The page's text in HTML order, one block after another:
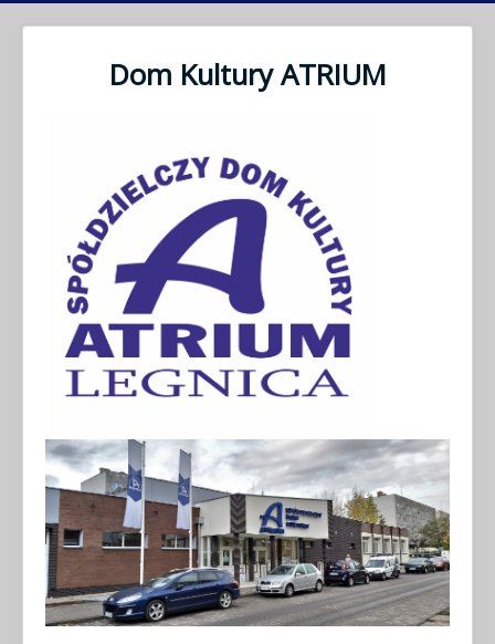
Dom Kultury ATRIUM